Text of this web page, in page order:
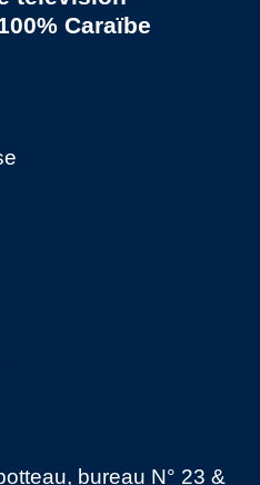
Caraïbe
bureau N° 23 &